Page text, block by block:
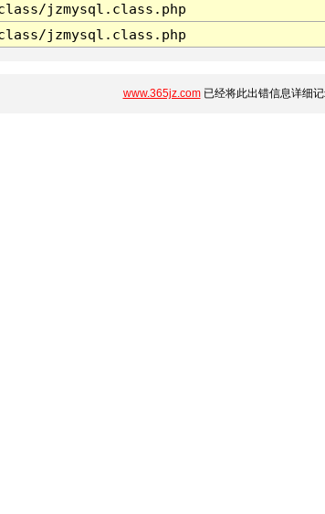
jzmysql.class.php
jzmysql.class.php
www.365jz.com已经将此出错信息详细